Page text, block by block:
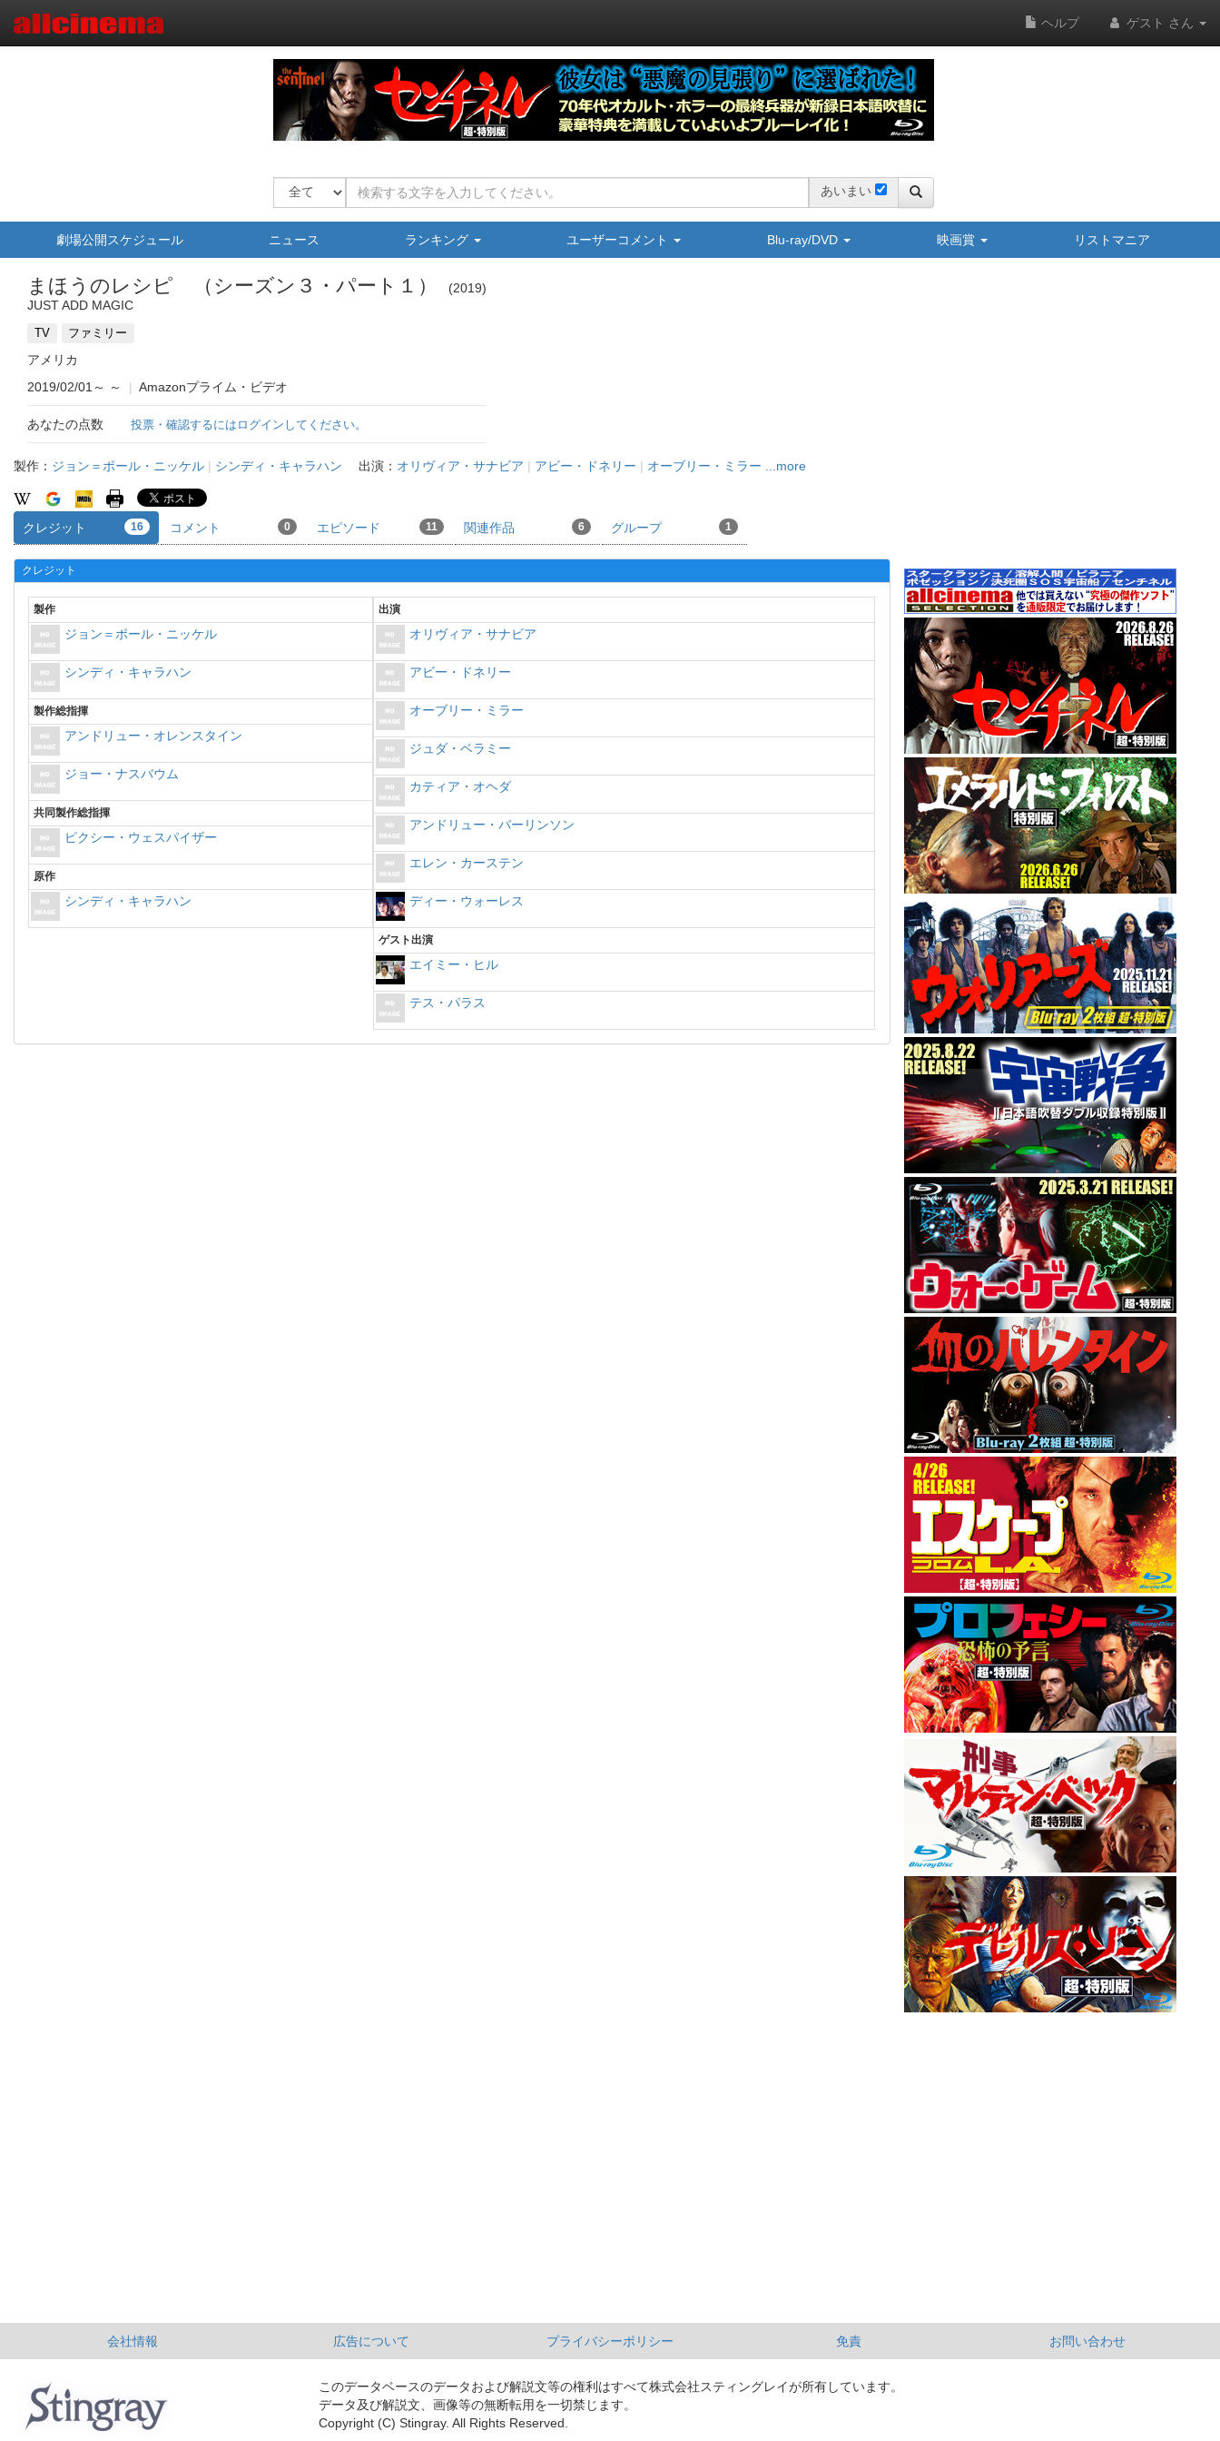
ヘルプ ゲスト さん
あいまい
劇場公開スケジュール ニュース ランキング ユーザーコメント Blu-ray/DVD 映画賞 リストマニア
まほうのレシピ （シーズン３・パート１）
2019
JUST ADD MAGIC
TV ファミリー
アメリカ
2019/02/01～
～ | Amazonプライム・ビデオ
あなたの点数 投票・確認するにはログインしてください。
製作： ジョン＝ポール・ニッケル | シンディ・キャラハン 出演： オリヴィア・サナビア | アビー・ドネリー | オーブリー・ミラー ...more
クレジット 16 コメント 0 エピソード 11 関連作品 6 グループ 1
クレジット
製作
ジョン＝ポール・ニッケル
シンディ・キャラハン
製作総指揮
アンドリュー・オレンスタイン
ジョー・ナスバウム
共同製作総指揮
ピクシー・ウェスパイザー
原作
シンディ・キャラハン
出演
オリヴィア・サナビア
アビー・ドネリー
オーブリー・ミラー
ジュダ・ベラミー
カティア・オヘダ
アンドリュー・バーリンソン
エレン・カーステン
ディー・ウォーレス
ゲスト出演
エイミー・ヒル
テス・パラス
会社情報 広告について プライバシーポリシー 免責 お問い合わせ
このデータベースのデータおよび解説文等の権利はすべて株式会社スティングレイが所有しています。
データ及び解説文、画像等の無断転用を一切禁じます。
Copyright (C) Stingray. All Rights Reserved.